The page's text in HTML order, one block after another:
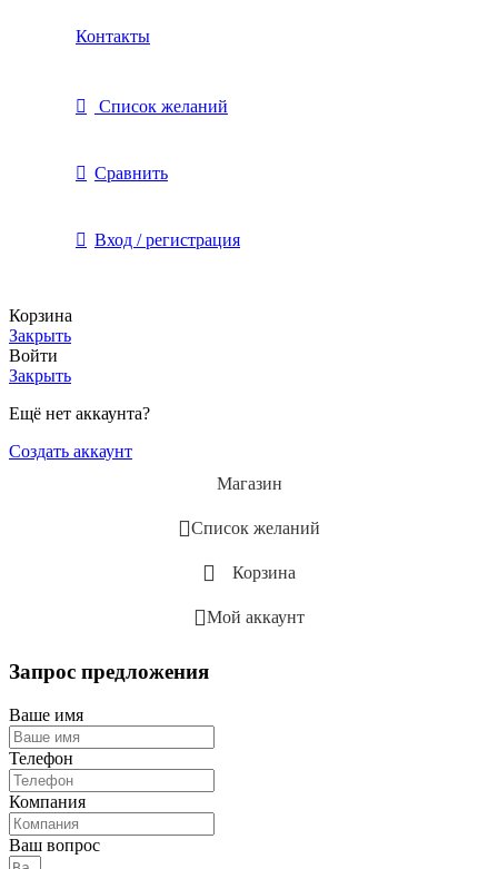
Контакты
Список желаний
Сравнить
Вход / регистрация
Корзина
Закрыть
Войти
Закрыть
Ещё нет аккаунта?
Создать аккаунт
Магазин
Список желаний
Корзина
Мой аккаунт
Запрос предложения
Ваше имя
Телефон
Компания
Ваш вопрос